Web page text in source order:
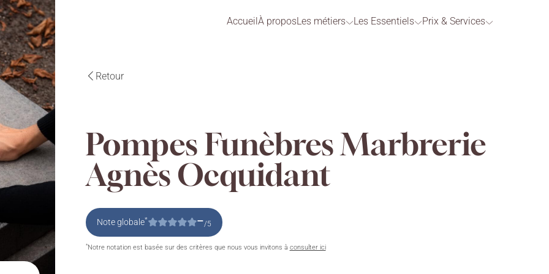
AccueilÀ proposLes métiers Les Essentiels Prix & Services
Retour
Pompes Funèbres Marbrerie
Agnès Ocquidant
Note globale* –/5
*Notre notation est basée sur des critères que nous vous invitons à consulter ici